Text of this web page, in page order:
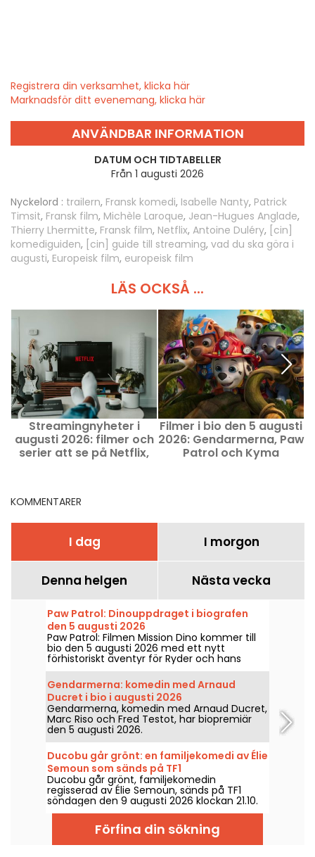
Registrera din verksamhet, klicka här
Marknadsför ditt evenemang, klicka här
ANVÄNDBAR INFORMATION
DATUM OCH TIDTABELLER
Från 1 augusti 2026
Nyckelord : trailern, Fransk komedi, Isabelle Nanty, Patrick
Timsit, Fransk film, Michèle Laroque, Jean-Hugues Anglade,
Thierry Lhermitte, Fransk film, Netflix, Antoine Duléry, [cin]
komediguiden, [cin] guide till streaming, vad du ska göra i
augusti, Europeisk film, europeisk film
LÄS OCKSÅ ...
Streamingnyheter i
augusti 2026: filmer och
serier att se på Netflix,
Filmer i bio den 5 augusti
2026: Gendarmerna, Paw
Patrol och Kyma
KOMMENTARER
I dag I morgon
Denna helgen Nästa vecka
Paw Patrol: Dinouppdraget i biografen
den 5 augusti 2026
Paw Patrol: Filmen Mission Dino kommer till
bio den 5 augusti 2026 med ett nytt
förhistoriskt äventyr för Ryder och hans
team.
Gendarmerna: komedin med Arnaud
Ducret i bio i augusti 2026
Gendarmerna, komedin med Arnaud Ducret,
Marc Riso och Fred Testot, har biopremiär
den 5 augusti 2026.
Ducobu går grönt: en familjekomedi av Élie
Semoun som sänds på TF1
Ducobu går grönt, familjekomedin
regisserad av Élie Semoun, sänds på TF1
söndagen den 9 augusti 2026 klockan 21.10.
Förfina din sökning